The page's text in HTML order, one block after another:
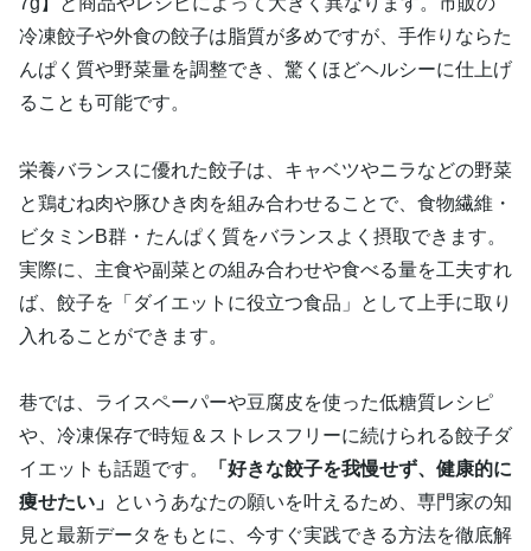
冷凍餃子や外食の餃子は脂質が多めですが、手作りならた
んぱく質や野菜量を調整でき、驚くほどヘルシーに仕上げ
ることも可能です。
栄養バランスに優れた餃子は、キャベツやニラなどの野菜
と鶏むね肉や豚ひき肉を組み合わせることで、食物繊維・
ビタミンB群・たんぱく質をバランスよく摂取できます。
実際に、主食や副菜との組み合わせや食べる量を工夫すれ
ば、餃子を「ダイエットに役立つ食品」として上手に取り
入れることができます。
巷では、ライスペーパーや豆腐皮を使った低糖質レシピ
や、冷凍保存で時短＆ストレスフリーに続けられる餃子ダ
イエットも話題です。
「好きな餃子を我慢せず、健康的に
痩せたい」 というあなたの願いを叶えるため、専門家の知
見と最新データをもとに、今すぐ実践できる方法を徹底解